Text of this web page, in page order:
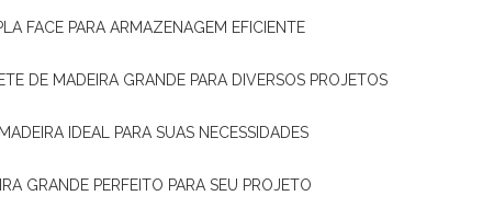
FACE PARA ARMAZENAGEM EFICIENTE
DE MADEIRA GRANDE PARA DIVERSOS PROJETOS
IDEAL PARA SUAS NECESSIDADES
GRANDE PERFEITO PARA SEU PROJETO